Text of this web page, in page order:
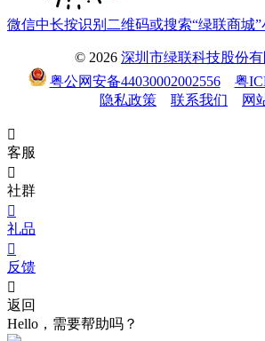
微信中长按识别二维码或搜索“绿联商城
© 2026 深圳市绿联科技股份有
粤公网安备44030002002556
粤
隐私政策
联系我们 网

客服

社群

礼品

反馈

返回
Hello，需要帮助吗？